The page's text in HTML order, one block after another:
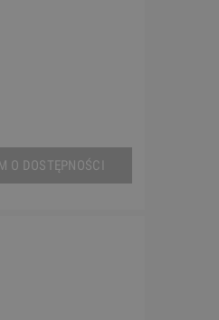
O DOSTĘPNOŚCI